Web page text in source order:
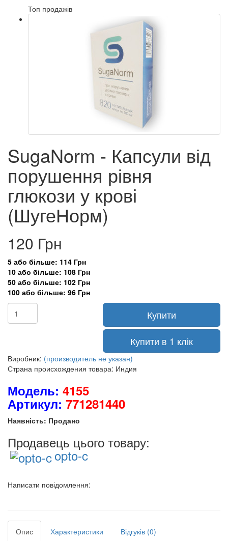
Топ продажів
SugaNorm - Капсули від
порушення рівня
глюкози у крові
(ШугеНорм)
120 Грн
5 або більше: 114 Грн
10 або більше: 108 Грн
50 або більше: 102 Грн
100 або більше: 96 Грн
Купити
Купити в 1 клік
Виробник: (производитель не указан)
Страна происхождения товара: Индия
Модель: 4155
Артикул: 771281440
Наявність: Продано
Продавець цього товару:
opto-c
Написати повідомлення:
Опис Характеристики
Відгуків (0)